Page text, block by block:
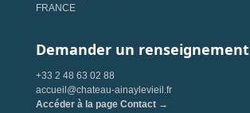
FRANCE
Demander un renseignement
+33 2 48 63 02 88
accueil@chateau-ainaylevieil.fr
Accéder à la page Contact →